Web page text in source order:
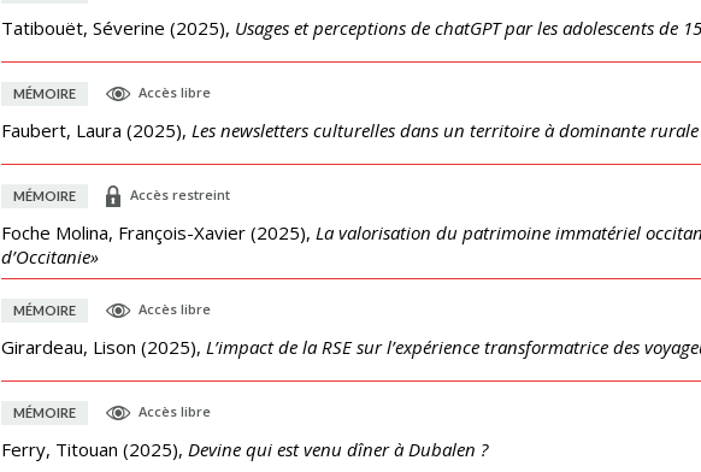
Tatibouët, Séverine (2025), Usages et perceptions de chatGPT par les adolescents de
MÉMOIRE Accès libre
Faubert, Laura (2025), Les newsletters culturelles dans un territoire à dominante rurale
MÉMOIRE Accès restreint
Foche Molina, François-Xavier (2025), La valorisation du patrimoine immatériel
d’Occitanie»
MÉMOIRE Accès libre
Girardeau, Lison (2025), L’impact de la RSE sur l’expérience transformatrice des
MÉMOIRE Accès libre
Ferry, Titouan (2025), Devine qui est venu dîner à Dubalen ?